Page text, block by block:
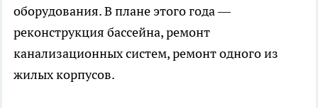
оборудования. В плане этого года —
реконструкция бассейна, ремонт
канализационных систем, ремонт одного из
жилых корпусов.